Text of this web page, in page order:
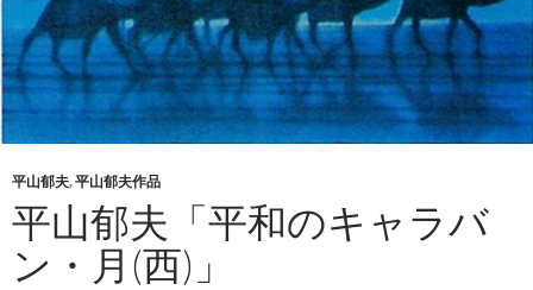
平山郁夫,平山郁夫作品
平山郁夫「平和のキャラバ
ン・月(西)」